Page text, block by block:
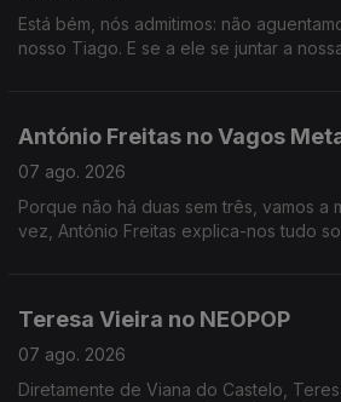
Está bém, nós admitimos: não
nosso Tiago. E se a ele se juntar a
António Freitas no Vagos
07 ago. 2026
Porque não há duas sem três, vamos a
vez, António Freitas explica-nos tudo
Teresa Vieira no NEOPOP
07 ago. 2026
Diretamente de Viana do Castelo,